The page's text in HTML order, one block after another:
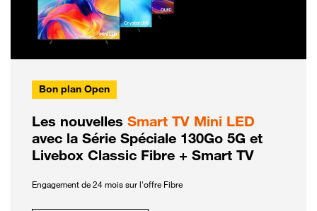
Bon plan Open
Les nouvelles Smart TV Mini LED
avec la Série Spéciale 130Go 5G et
Livebox Classic Fibre + Smart TV
Engagement de 24 mois sur l'offre Fibre